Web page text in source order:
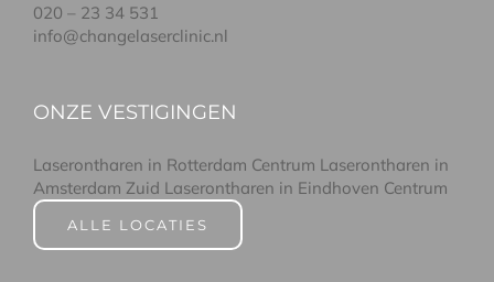
020 – 23 34 531
info@changelaserclinic.nl
ONZE VESTIGINGEN
Laserontharen in Rotterdam Centrum Laserontharen in
Amsterdam Zuid Laserontharen in Eindhoven Centrum
ALLE LOCATIES